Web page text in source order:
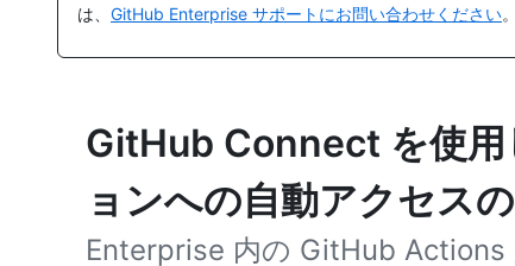
は、 GitHub Enterprise サポートにお問い合わせください。
GitHub Connect を使
ョンへの自動アクセス
Enterprise 内の GitHub